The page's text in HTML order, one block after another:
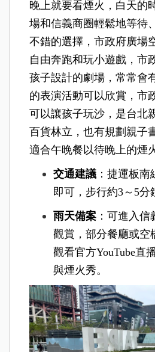
晚上就要看煙火，白天的
場和信義商圈輕鬆地等待
不錯的選擇，市政府廣場
自由奔跑和玩小遊戲，市
孩子設計的劇場，常常會
的表演活動可以欣賞，市
可以讓孩子玩沙，是台北
百貨林立，也有規劃親子
適合午晚餐以待晚上的煙
交通建議 ：捷運板
即可，步行約3～5分
雨天備案 ：可進入
觀賞，部分餐廳或空
觀看官方YouTube直
與煙火秀。